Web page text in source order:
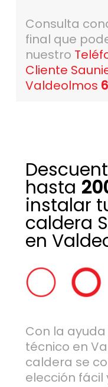
Consulta
final que
nuestro
Cliente
Valdeolmos
hasta
instalar
caldera
en
Con la
técnico en
caldera se
elección